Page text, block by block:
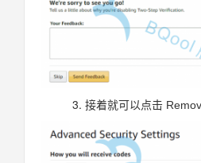
接着就可以点击